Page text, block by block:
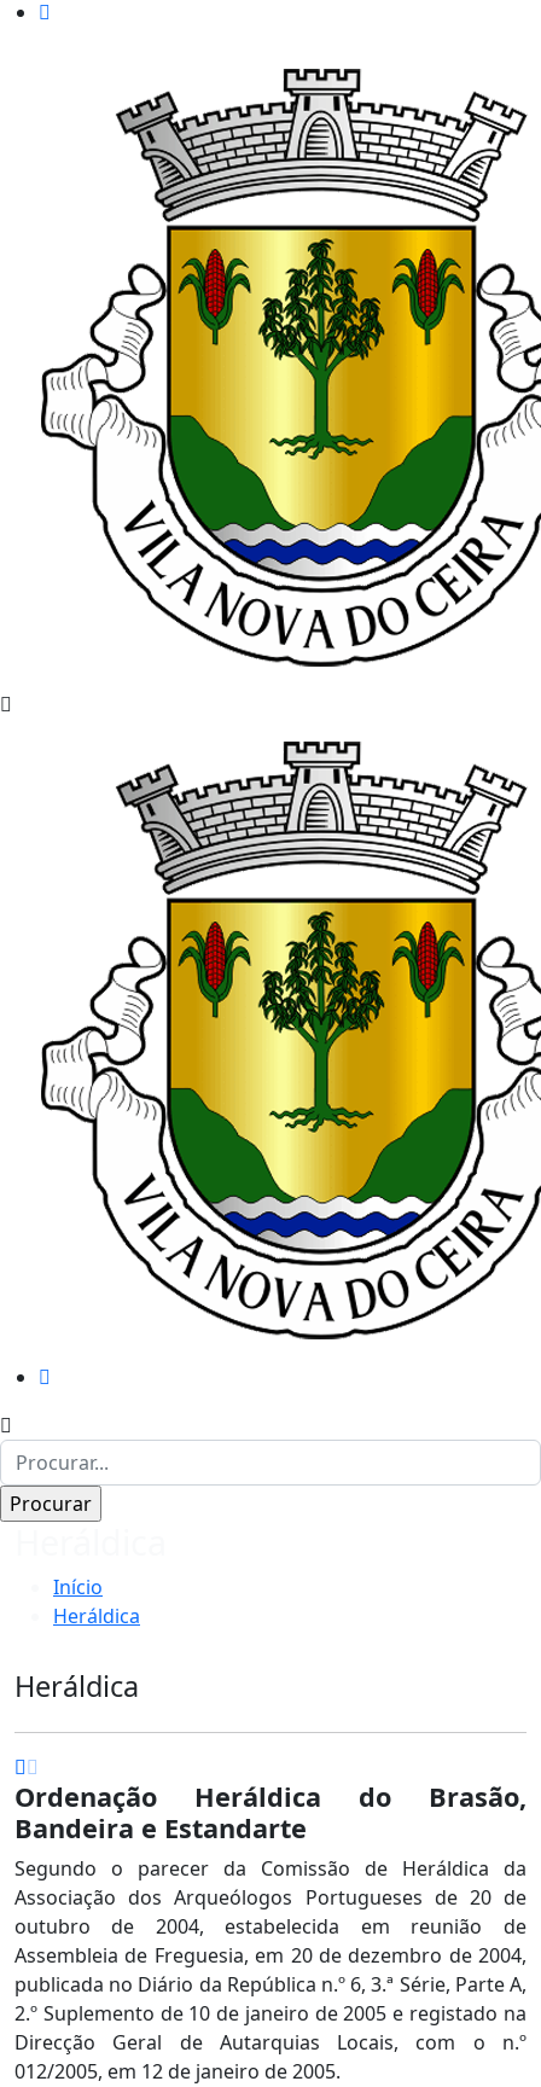
Início
Heráldica
Heráldica
Ordenação Heráldica do Brasão,
Bandeira e Estandarte
Segundo o parecer da Comissão de Heráldica da
Associação dos Arqueólogos Portugueses de 20 de
outubro de 2004, estabelecida em reunião de
Assembleia de Freguesia, em 20 de dezembro de 2004,
publicada no Diário da República n.º 6, 3.ª Série, Parte A,
2.º Suplemento de 10 de janeiro de 2005 e registado na
Direcção Geral de Autarquias Locais, com o n.º
012/2005, em 12 de janeiro de 2005.